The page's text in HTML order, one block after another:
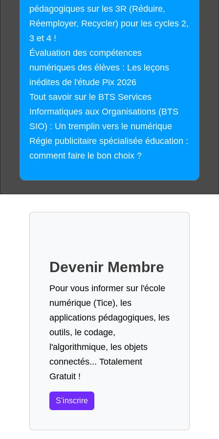
pédagogiques sur les 3R (Réduire,
Réemployer, Recycler) pour les cycles 2,
3 et 4 !
Évaluation des compétences
numériques des élèves : Les leçons
inédites de l'étude Pix 2026
Tout savoir sur le BTS Services
Informatiques aux Organisations (BTS
SIO) : Un tremplin vers le numérique
Régie publicitaire spécialisée éducation :
comment faire le bon choix ?
Devenir Membre
Pour vous informer sur l'école
numérique (Tice), les
applications pédagogiques, les
outils, le codage,
l'algorithmique, les objets
connectés... Totalement
Gratuit !
S'inscrire